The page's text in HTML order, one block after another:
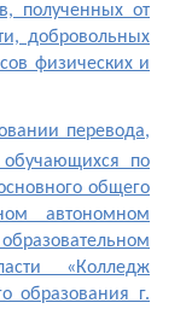
полученных от
добровольных
физических и
перевода,
обучающихся по
общего
автономном
«Колледж
образования г.